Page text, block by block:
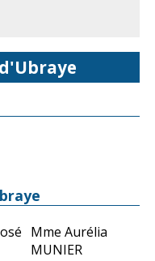
Mme Aurélia
MUNIER